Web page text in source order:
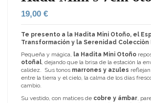
19,00 €
Te presento a la Hadita Mini Otoño, el
Transformación y la Serenidad Colecciòn
Pequeña y mágica, la Hadita Mini Otoño
otoñal, dejando que la brisa de la estación la
calidez. Sus tonos marrones y azules
entre la tierra y el cielo, la calma de los días
cambio.
Su vestido, con matices de cobre y ámbar,